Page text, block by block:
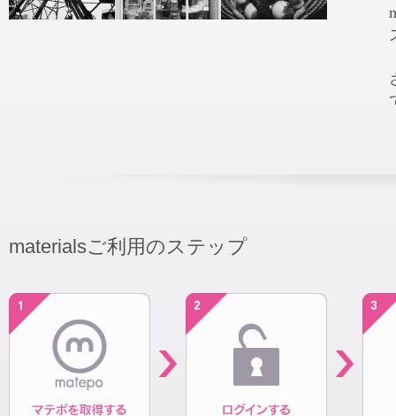
materialsご利用のステップ